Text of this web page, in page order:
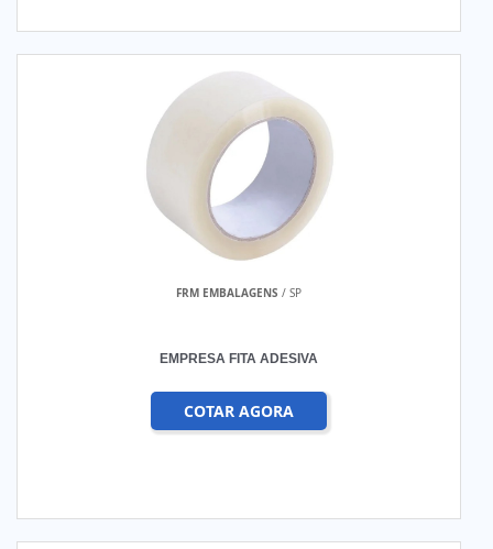
FRM EMBALAGENS / SP
EMPRESA FITA ADESIVA
COTAR AGORA